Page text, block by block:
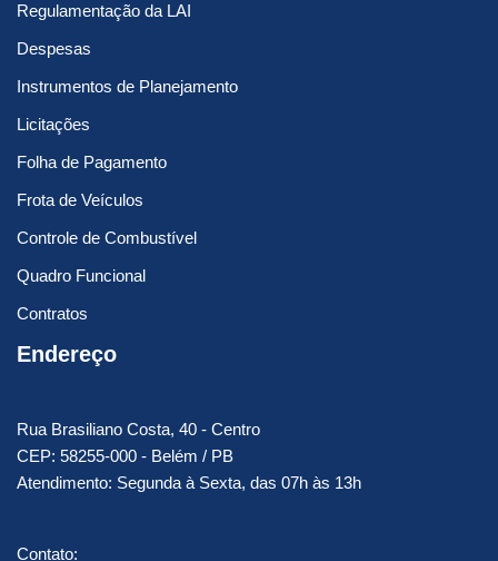
Regulamentação da LAI
Despesas
Instrumentos de Planejamento
Licitações
Folha de Pagamento
Frota de Veículos
Controle de Combustível
Quadro Funcional
Contratos
Endereço
Rua Brasiliano Costa, 40 - Centro
CEP: 58255-000 - Belém / PB
Atendimento: Segunda à Sexta, das 07h às 13h
Contato: